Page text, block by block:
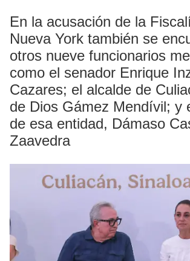
En la acusación de la
Nueva York también se
otros nueve funcionarios
como el senador Enrique
Cazares; el alcalde de
de Dios Gámez Mendívil; y
de esa entidad, Dámaso
Zaavedra